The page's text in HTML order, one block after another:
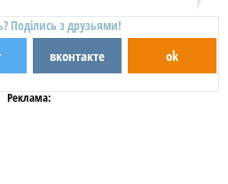
Поділись з друзьями!
вконтакте ok
Реклама: